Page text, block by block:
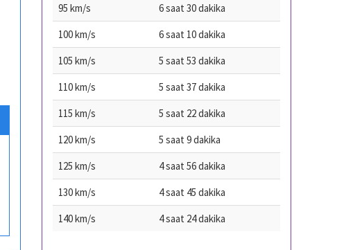
95 km/s
6 saat 30 dakika
100 km/s
6 saat 10 dakika
105 km/s
5 saat 53 dakika
110 km/s
5 saat 37 dakika
115 km/s
5 saat 22 dakika
120 km/s
5 saat 9 dakika
125 km/s
4 saat 56 dakika
130 km/s
4 saat 45 dakika
140 km/s
4 saat 24 dakika